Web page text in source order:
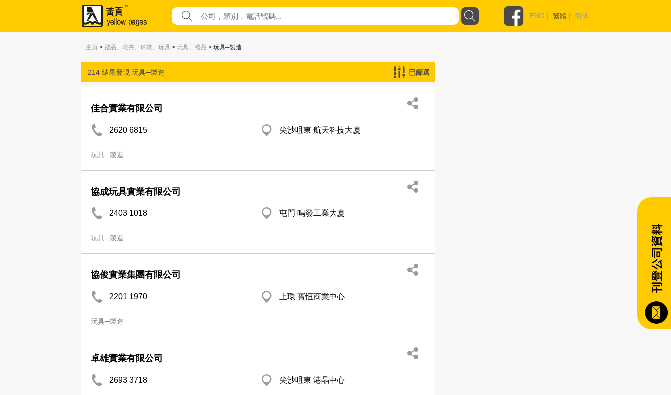
ENG | 繁體 | 简体
主頁 > 禮品、花卉、珠寶、玩具 > 玩具、禮品 > 玩具─製造
214 結果發現 玩具─製造 已篩選
佳合實業有限公司
2620 6815 尖沙咀東 航天科技大廈
玩具─製造
協成玩具實業有限公司
2403 1018 屯門 鳴發工業大廈
玩具─製造
協俊實業集團有限公司
2201 1970 上環 寶恒商業中心
玩具─製造
卓雄實業有限公司
2693 3718 尖沙咀東 港晶中心